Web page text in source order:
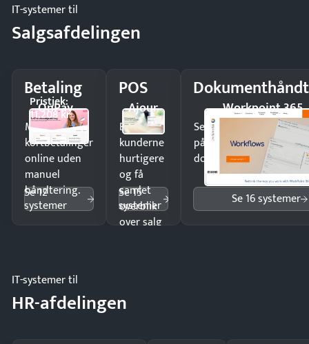
IT-systemer til
Salgsafdelingen
Betaling
OnPay
Pristjek:
11.208 kr
Modtag
kortbetalinger
online uden
manuel
håndtering.
Se 12
systemer
POS
Ajour
Ekspedér
kunderne
hurtigere
og få
samlet
overblik
over salg
Se 15
systemer
Workpoint 365
Send kontrakter til
på minutter og mist
dokumenter.
Se 16 systemer
IT-systemer til
HR-afdelingen